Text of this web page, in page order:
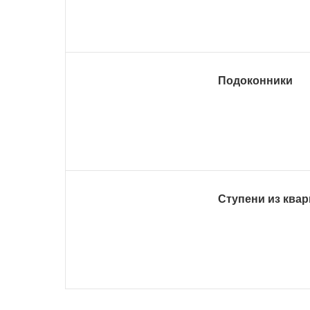
Подоконники
Ступени из